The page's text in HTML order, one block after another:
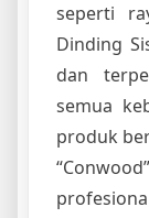
seperti
Dinding
dan
semua
produk